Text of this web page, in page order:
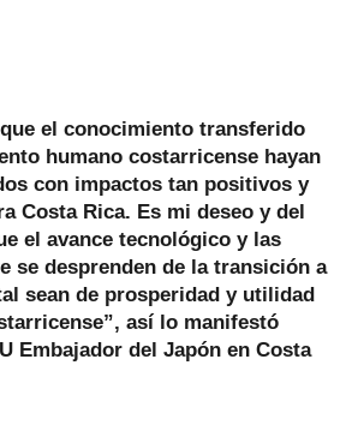
el conocimiento transferido
humano costarricense hayan
con impactos tan positivos y
Costa Rica. Es mi deseo y del
el avance tecnológico y las
se desprenden de la transición a
sean de prosperidad y utilidad
así lo manifestó
Embajador del Japón en Costa